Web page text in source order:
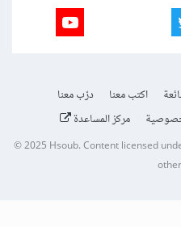
اكتب معنا
درّب معنا
مركز المساعدة
© 2025Hsoub.Content licensed